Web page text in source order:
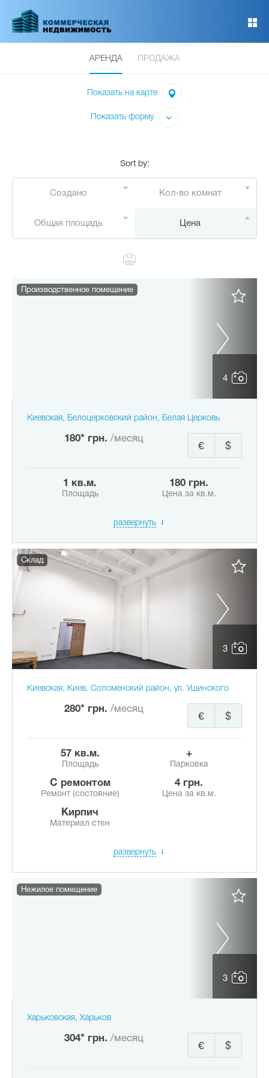
основному
АРЕНДА ПРОДАЖА
Показать на карте
Показать форму
Sort by:
Создано Кол-во комнат
Общая площадь Цена
4
Производственное помещение
Киевская, Белоцерковский район, Белая Церковь
180* грн. /месяц
$
€
1 кв.м.
Площадь
180 грн.
Цена за кв.м.
развернуть
3
Склад
Киевская, Киев, Соломенский район, ул. Ушинского
280* грн. /месяц
$
€
57 кв.м.
Площадь
+
Парковка
с ремонтом
Ремонт (состояние)
4 грн.
Цена за кв.м.
Кирпич
Материал стен
развернуть
3
Нежилое помещение
Харьковская, Харьков
304* грн. /месяц
$
€